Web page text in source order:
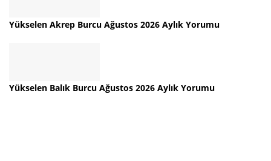
Yükselen Akrep Burcu Ağustos 2026 Aylık Yorumu
Yükselen Balık Burcu Ağustos 2026 Aylık Yorumu